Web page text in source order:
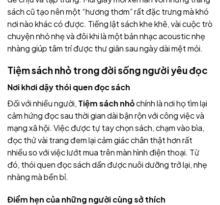
sách cũ tạo nên một “hương thơm” rất đặc trưng mà khó
nơi nào khác có được. Tiếng lật sách khe khẽ, vài cuộc trò
chuyện nhỏ nhẹ và đôi khi là một bản nhạc acoustic nhẹ
nhàng giúp tâm trí được thư giãn sau ngày dài mệt mỏi.
Tiệm sách nhỏ trong đời sống người yêu đọc
Nơi khơi dậy thói quen đọc sách
Đối với nhiều người, Tiệm sách nhỏchính là nơi họ tìm lại
cảm hứng đọc sau thời gian dài bận rộn với công việc và
mạng xã hội. Việc được tự tay chọn sách, chạm vào bìa,
đọc thử vài trang đem lại cảm giác chân thật hơn rất
nhiều so với việc lướt mua trên màn hình điện thoại. Từ
đó, thói quen đọc sách dần được nuôi dưỡng trở lại, nhẹ
nhàng mà bền bỉ.
Điểm hẹn của những người cùng sở thích